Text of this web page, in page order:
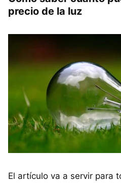
precio de la luz
El artículo va a servir para